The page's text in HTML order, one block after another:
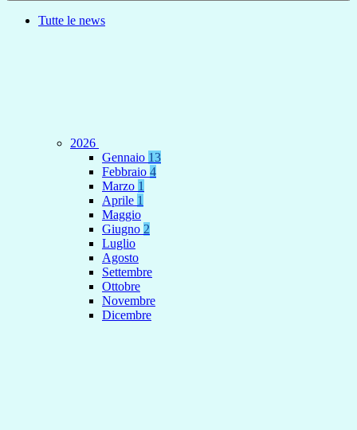
Tutte le news
2026
Gennaio 13
Febbraio 4
Marzo 1
Aprile 1
Maggio
Giugno 2
Luglio
Agosto
Settembre
Ottobre
Novembre
Dicembre